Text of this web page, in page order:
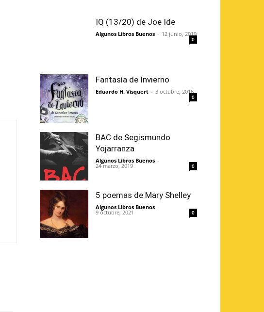
IQ (13/20) de Joe Ide
Algunos Libros Buenos - 12 junio, 2019
0
Fantasía de Invierno
Eduardo H. Visquert - 3 octubre, 2016
0
BAC de Segismundo
Yojarranza
Algunos Libros Buenos -
24 marzo, 2019 0
5 poemas de Mary Shelley
Algunos Libros Buenos -
9 octubre, 2021 0